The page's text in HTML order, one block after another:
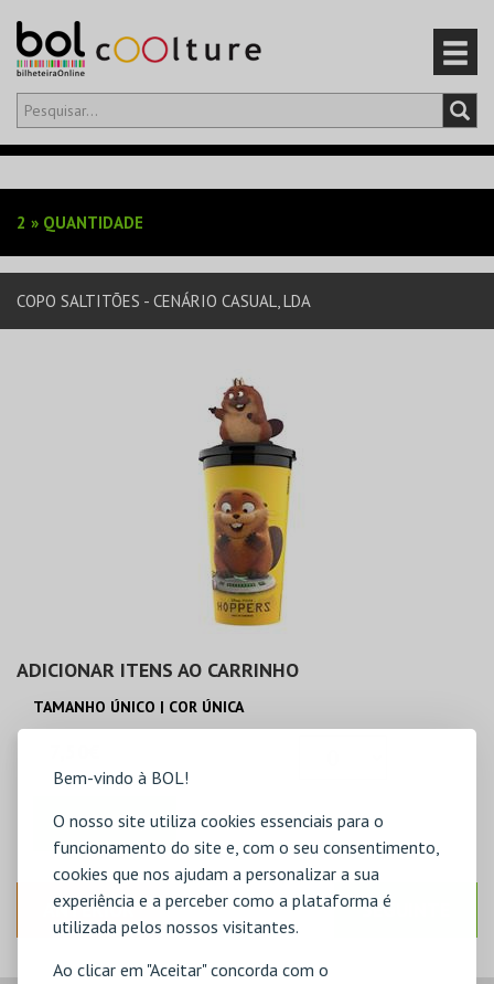
Bem-vindo à BOL!
O nosso site utiliza cookies essenciais para o
funcionamento do site e, com o seu consentimento,
cookies que nos ajudam a personalizar a sua
experiência e a perceber como a plataforma é
utilizada pelos nossos visitantes.
Ao clicar em "Aceitar" concorda com o
Olá,iniciar sessão
EVENTOS
CARTÕES
2 » QUANTIDADE
COPO SALTITÕES - CENÁRIO CASUAL, LDA
ADICIONAR ITENS AO CARRINHO
TAMANHO ÚNICO | COR ÚNICA
ADICIONAR
ANTERIOR SEGUINTE